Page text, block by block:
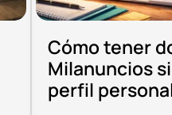
Cómo tener
Milanuncios
perfil